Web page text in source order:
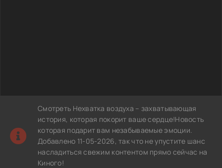
Смотреть Нехватка воздуха – захватывающая
история, которая покорит ваше сердце!Новость
которая подарит вам незабываемые эмоции.
Добавлено 11-05-2026, так что не упустите шанс
насладиться свежим контентом прямо сейчас на
Киного!